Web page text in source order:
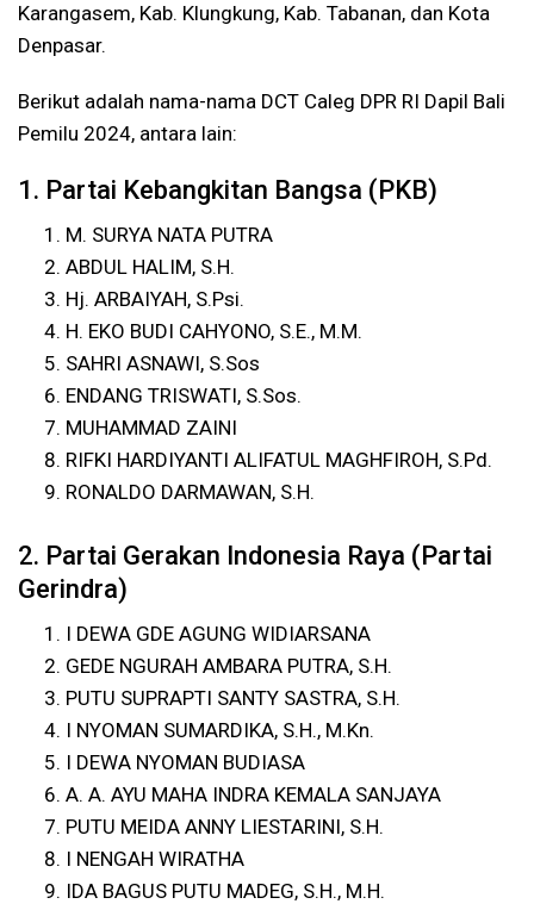
Karangasem, Kab. Klungkung, Kab. Tabanan, dan Kota
Denpasar.
Berikut adalah nama-nama DCT Caleg DPR RI Dapil Bali
Pemilu 2024, antara lain:
1. Partai Kebangkitan Bangsa (PKB)
M. SURYA NATA PUTRA
ABDUL HALIM, S.H.
Hj. ARBAIYAH, S.Psi.
H. EKO BUDI CAHYONO, S.E., M.M.
SAHRI ASNAWI, S.Sos
ENDANG TRISWATI, S.Sos.
MUHAMMAD ZAINI
RIFKI HARDIYANTI ALIFATUL MAGHFIROH, S.Pd.
RONALDO DARMAWAN, S.H.
2. Partai Gerakan Indonesia Raya (Partai
Gerindra)
I DEWA GDE AGUNG WIDIARSANA
GEDE NGURAH AMBARA PUTRA, S.H.
PUTU SUPRAPTI SANTY SASTRA, S.H.
I NYOMAN SUMARDIKA, S.H., M.Kn.
I DEWA NYOMAN BUDIASA
A. A. AYU MAHA INDRA KEMALA SANJAYA
PUTU MEIDA ANNY LIESTARINI, S.H.
I NENGAH WIRATHA
IDA BAGUS PUTU MADEG, S.H., M.H.